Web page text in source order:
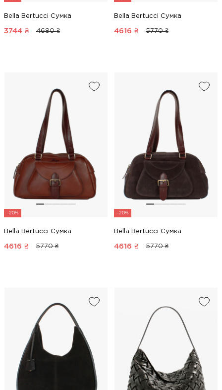
Bella Bertucci Сумка
3744 ₴ 4680 ₴
Bella Bertucci Сумка
4616 ₴ 5770 ₴
-20%
Bella Bertucci Сумка
4616 ₴ 5770 ₴
-20%
Bella Bertucci Сумка
4616 ₴ 5770 ₴